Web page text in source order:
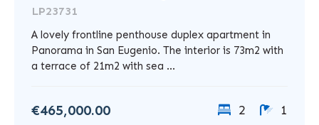
LP23731
A lovely frontline penthouse duplex apartment in
Panorama in San Eugenio. The interior is 73m2 with
a terrace of 21m2 with sea ...
€465,000.00 2 1